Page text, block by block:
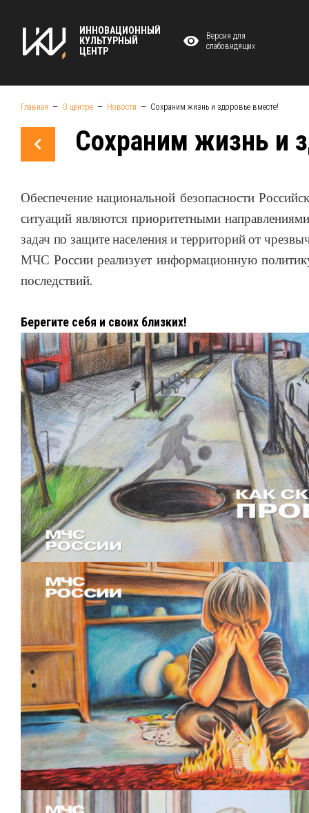
ИННОВАЦИОННЫЙ
КУЛЬТУРНЫЙ
ЦЕНТР
Версия для
слабовидящих
Главная О центре Новости Сохраним жизнь и здоровье вместе!
Сохраним жизнь и
Обеспечение национальной безопасности
ситуацийявляютсяприоритетными
задач по защите населения и территорий от
МЧСРоссииреализует информационную
последствий.
Берегите себя и своих близких!